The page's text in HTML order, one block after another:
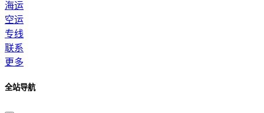
海运
空运
专线
联系
更多
全站导航